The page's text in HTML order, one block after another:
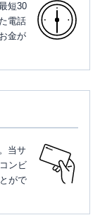
短30
電話
金が
当サ
ンビ
がで